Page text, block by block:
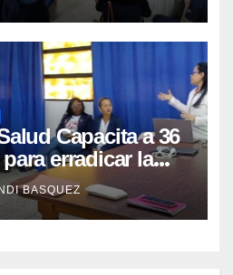
Capacita a 36
erradicar la
Yaracuy
BASQUEZ